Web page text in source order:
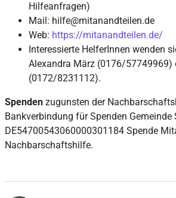
Hilfeanfragen)
Mail: hilfe@mitanandteilen.de
Web: https://mitanandteilen.de/
Interessierte HelferInnen wenden
Alexandra März (0176/57749969)
(0172/8231112).
Spenden zugunsten der
Bankverbindung für Spenden Gemeinde
DE54700543060000301184 Spende
Nachbarschaftshilfe.